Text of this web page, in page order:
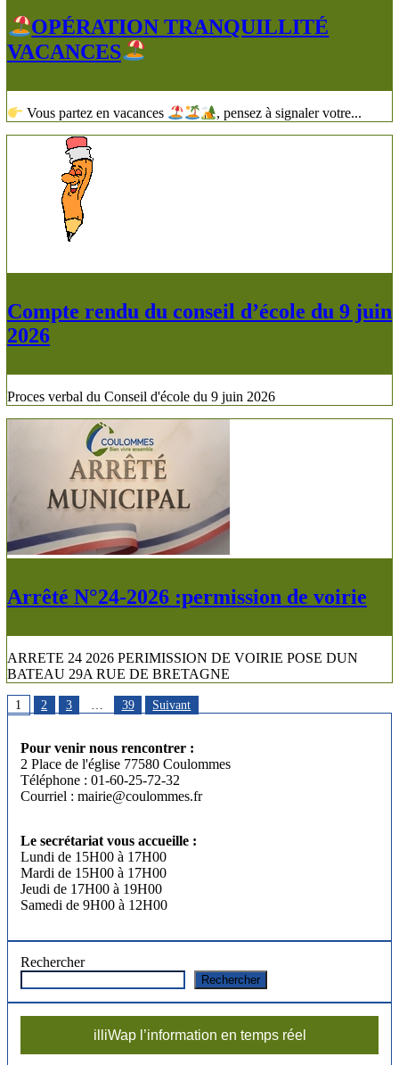
OPÉRATION TRANQUILLITÉ
VACANCES
Vous partez en vacances , pensez à signaler votre...
Compte rendu du conseil d’école du 9 juin
2026
Proces verbal du Conseil d'école du 9 juin 2026
Arrêté N°24-2026 :permission de voirie
ARRETE 24 2026 PERIMISSION DE VOIRIE POSE DUN
BATEAU 29A RUE DE BRETAGNE
Pagination
publications
1 2 3 … 39 Suivant
Pour venir nous rencontrer :
2 Place de l'église 77580 Coulommes
Téléphone : 01-60-25-72-32
Courriel : mairie@coulommes.fr
Le secrétariat vous accueille :
Lundi de 15H00 à 17H00
Mardi de 15H00 à 17H00
Jeudi de 17H00 à 19H00
Samedi de 9H00 à 12H00
Rechercher
Rechercher
illiWap l’information en temps réel